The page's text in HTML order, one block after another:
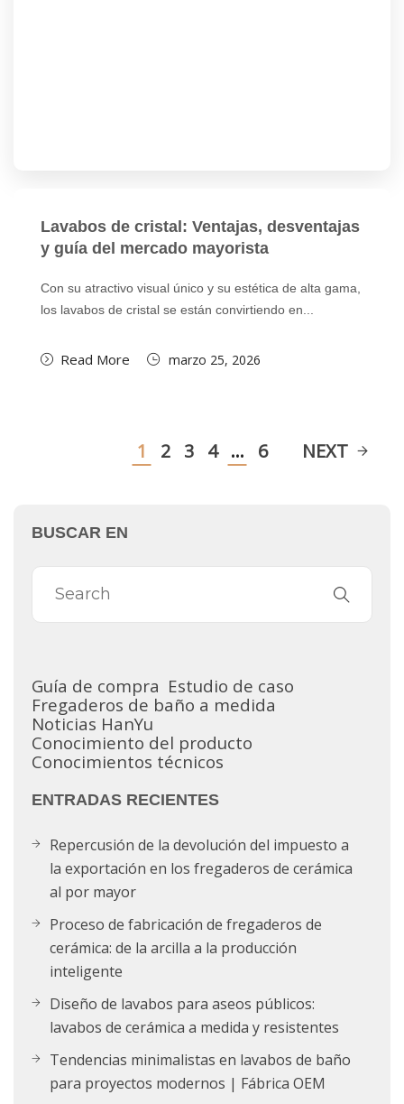
Lavabos de cristal: Ventajas, desventajas
y guía del mercado mayorista
Con su atractivo visual único y su estética de alta gama,
los lavabos de cristal se están convirtiendo en...
Read More marzo 25, 2026
1 2 3 4 … 6 NEXT
BUSCAR EN
Guía de compra Estudio de caso
Fregaderos de baño a medida
Noticias HanYu
Conocimiento del producto
Conocimientos técnicos
ENTRADAS RECIENTES
Repercusión de la devolución del impuesto a
la exportación en los fregaderos de cerámica
al por mayor
Proceso de fabricación de fregaderos de
cerámica: de la arcilla a la producción
inteligente
Diseño de lavabos para aseos públicos:
lavabos de cerámica a medida y resistentes
Tendencias minimalistas en lavabos de baño
para proyectos modernos | Fábrica OEM